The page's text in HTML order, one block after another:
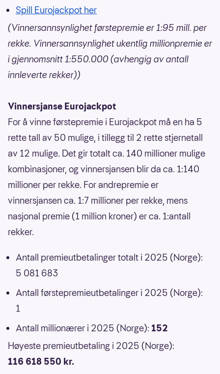
Spill Eurojackpot her
(Vinnersannsynlighet førstepremie er 1:95 mill. per
rekke. Vinnersannsynlighet ukentlig millionpremie er
i gjennomsnitt 1:550.000 (avhengig av antall
innleverte rekker))
Vinnersjanse Eurojackpot
For å vinne førstepremie i Eurojackpot må en ha 5
rette tall av 50 mulige, i tillegg til 2 rette stjernetall
av 12 mulige. Det gir totalt ca. 140 millioner mulige
kombinasjoner, og vinnersjansen blir da ca. 1:140
millioner per rekke. For andrepremie er
vinnersjansen ca. 1:7 millioner per rekke, mens
nasjonal premie (1 million kroner) er ca. 1:antall
rekker.
Antall premieutbetalinger totalt i 2025 (Norge):
5 081 683
Antall førstepremieutbetalinger i 2025 (Norge):
1
Antall millionærer i 2025 (Norge): 152
Høyeste premieutbetaling i 2025 (Norge):
116 618 550 kr.